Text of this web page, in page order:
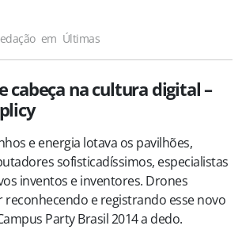
em Últimas
cabeça na cultura digital –
e energia lotava os pavilhões,
sofisticadíssimos, especialistas
inventos e inventores. Drones
reconhecendo e registrando esse novo
Party Brasil 2014 a dedo.